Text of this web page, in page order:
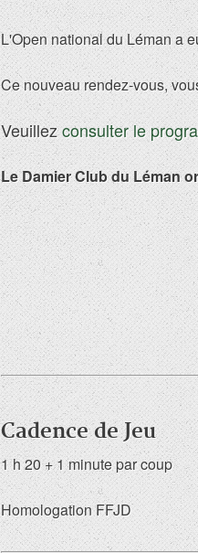
L'Open national du Léman a
Ce nouveau rendez-vous,
Veuillezconsulter le
Le Damier Club du Léman
Cadence de Jeu
1 h 20 + 1 minute par coup
Homologation FFJD